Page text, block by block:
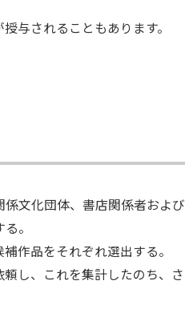
与されることもあります。
文化団体、書店関係者および
。
作品をそれぞれ選出する。
し、これを集計したのち、さ